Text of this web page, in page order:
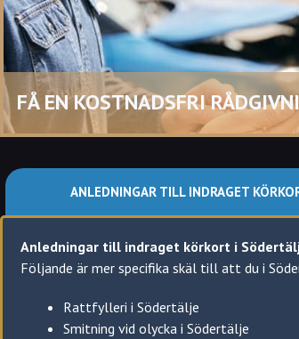
Under spärrtiden kan körkortet givetvis inte
Ett körkort återkallas om den som har
Har gjort sig skyldig till grov
Eller genom upprepade brott visar
Detta gäller oavsett om brotten gäller under
Ens körkort kan även återkallas av medicinska
Ibland så säger man återkallat körkort och
Det senare är ett annat uttryck för det
FÅ EN KOSTNADSFRI
ANLEDNINGAR TILL INDRAGET
Anledningar till indraget körkort i
Följande är mer specifika skäl till att du i
Rattfylleri i Södertälje
Smitning vid olycka i Södertälje